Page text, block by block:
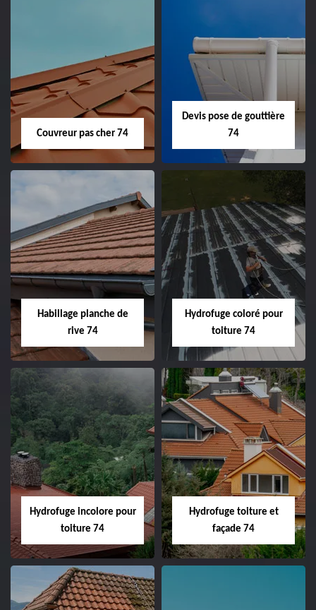
Couvreur pas cher 74
Devis pose de gouttière
74
Habillage planche de
rive 74
Hydrofuge coloré pour
toiture 74
Hydrofuge incolore pour
toiture 74
Hydrofuge toiture et
façade 74